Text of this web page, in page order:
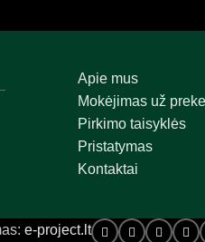
Apie mus
Mokėjimas už
Pirkimo taisyklės
Pristatymas
Kontaktai
e-project.lt